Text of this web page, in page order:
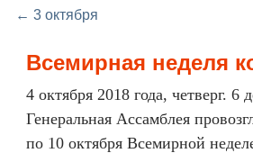
← 3 октября
Всемирная неделя
4 октября 2018 года, четверг. 6
Генеральная Ассамблея
по 10 октября Всемирной